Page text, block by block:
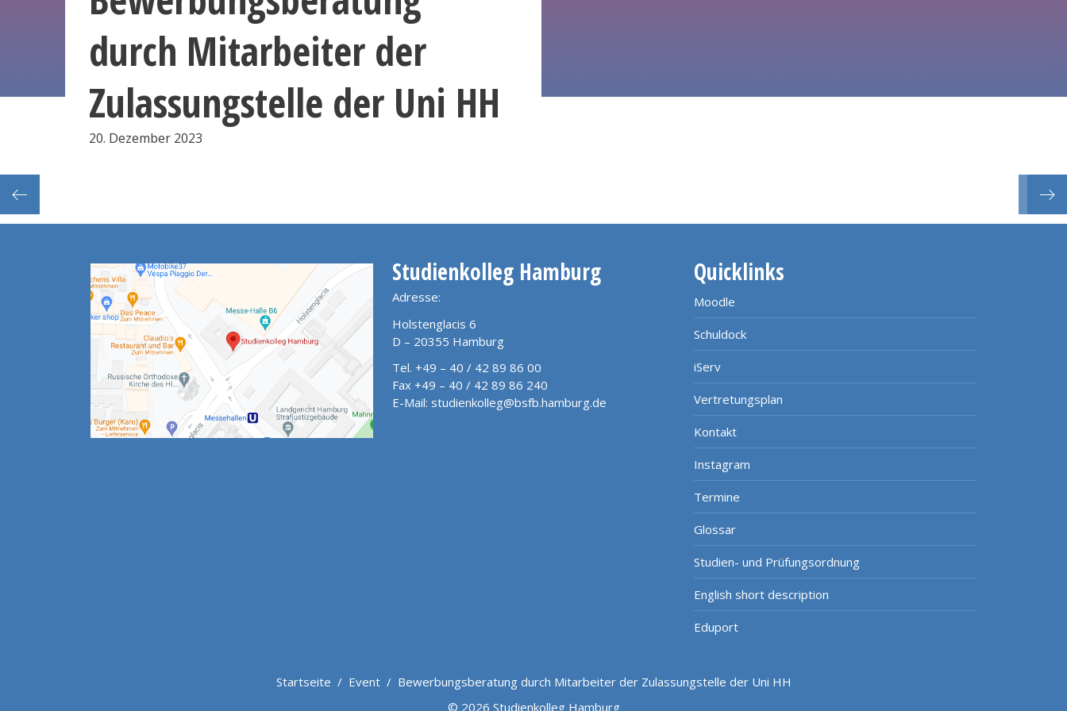
Frist: Festlegung/Abgabe der Prüfungsnoten durch Vorsitz
durch Mitarbeiter der
Zulassungstelle der Uni HH
20. Dezember 2023
Studienkolleg Hamburg
Adresse:
Holstenglacis 6
D – 20355 Hamburg
Tel. +49 – 40 / 42 89 86 00
Fax +49 – 40 / 42 89 86 240
E-Mail: studienkolleg@bsfb.hamburg.de
Quicklinks
Moodle
Schuldock
iServ
Vertretungsplan
Kontakt
Instagram
Termine
Glossar
Studien- und Prüfungsordnung
English short description
Eduport
Startseite / Event/ Bewerbungsberatung durch Mitarbeiter der Zulassungstelle der Uni HH
© 2026 Studienkolleg Hamburg